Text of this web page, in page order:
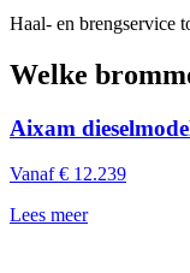
Haal- en brengservice
Welke
Aixam
Vanaf € 12.239
Lees meer